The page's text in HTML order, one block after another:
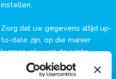
instellen.
Zorg dat uw gegevens altijd up-
to-date zijn, op die manier
kunnen wij u van de juiste
informatie voorzien.